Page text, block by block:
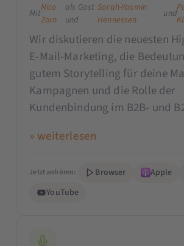
Mit
Nico
Zorn
als Gast
und
Sarah-Yasmin
Hennessen
und
Wir diskutieren die neuesten
E-Mail-Marketing, die
gutem Storytelling für deine
Kampagnen und die Rolle der
Kundenbindung im B2B- und
» weiterlesen
Jetzt anhören: Browser Apple
YouTube